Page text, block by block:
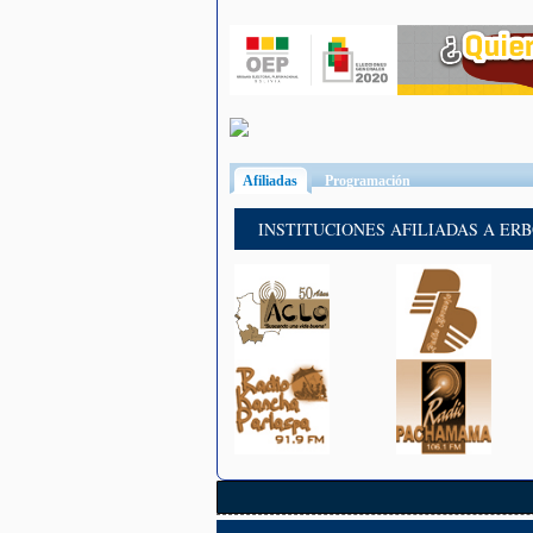
Afiliadas (solapa activa)
Programación
INSTITUCIONES AFILIADAS A